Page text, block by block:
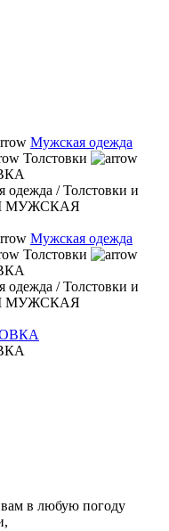
Мужская одежда
Толстовки
одежда /Толстовки и
МУЖСКАЯ
Мужская одежда
Толстовки
одежда /Толстовки и
МУЖСКАЯ
в любую погоду